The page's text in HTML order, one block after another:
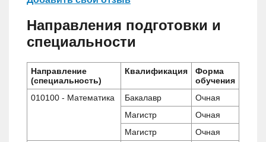
Направления подготовки и
специальности
Направление
(специальность)
Квалификация
Форма
обучения
010100 - Математика
Бакалавр
Очная
Магистр
Очная
Магистр
Очная